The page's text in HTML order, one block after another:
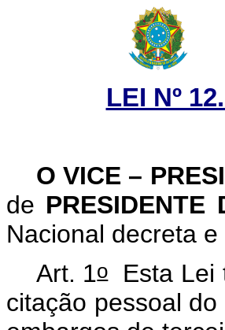
LEI Nº
O VICE –
de
Nacional decreta
Art. 1oEsta Lei
citação pessoal